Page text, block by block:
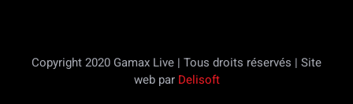
Copyright 2020 Gamax Live | Tous droits réservés | Site
web par Delisoft